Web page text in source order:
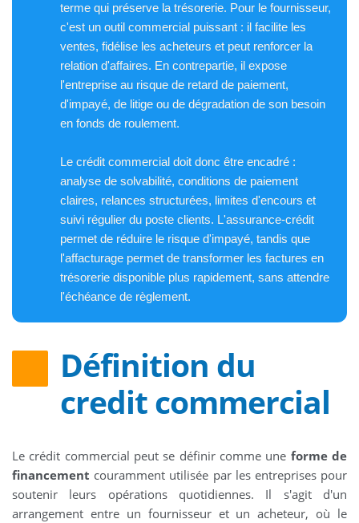
terme qui préserve la trésorerie. Pour le fournisseur,
c'est un outil commercial puissant : il facilite les
ventes, fidélise les acheteurs et peut renforcer la
relation d'affaires. En contrepartie, il expose
l'entreprise au risque de retard de paiement,
d'impayé, de litige ou de dégradation de son besoin
en fonds de roulement.
Le crédit commercial doit donc être encadré :
analyse de solvabilité, conditions de paiement
claires, relances structurées, limites d'encours et
suivi régulier du poste clients. L'assurance-crédit
permet de réduire le risque d'impayé, tandis que
l'affacturage permet de transformer les factures en
trésorerie disponible plus rapidement, sans attendre
l'échéance de règlement.
Définition du
credit commercial
Le crédit commercial peut se définir comme une forme de
financement couramment utilisée par les entreprises pour
soutenir leurs opérations quotidiennes. Il s'agit d'un
arrangement entre un fournisseur et un acheteur, où le